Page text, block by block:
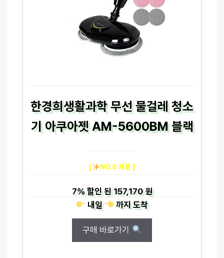
한경희생활과학 무선 물걸레 청소
기 아쿠아젯 AM-5600BM 블랙
[ NO.6 제품 ]
7%할인 된157,170 원
내일
까지도착
구매 바로가기